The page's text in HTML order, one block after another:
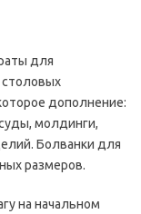
для
столовых
дополнение:
молдинги,
Болванки для
размеров.
на начальном